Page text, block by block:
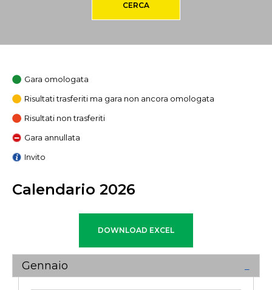
CERCA
Gara omologata
Risultati trasferiti ma gara non ancora omologata
Risultati non trasferiti
Gara annullata
Invito
Calendario 2026
Gennaio